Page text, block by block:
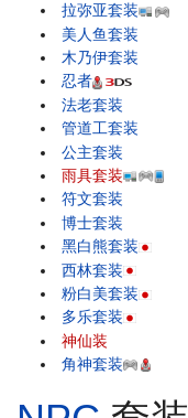
拉弥亚套装
美人鱼套装
木乃伊套装
忍者
法老套装
管道工套装
公主套装
雨具套装
符文套装
博士套装
黑白熊套装
西林套装
粉白美套装
多乐套装
神仙装
角神套装